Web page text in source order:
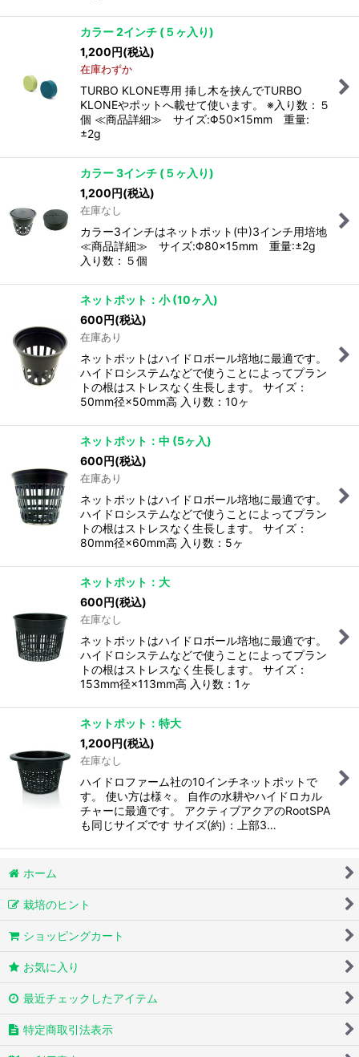
カラー 2インチ (５ヶ入り)
1,200円(税込)
在庫わずか
TURBO KLONE専用 挿し木を挟んでTURBO
KLONEやポットへ載せて使います。 ※入り数：５
個 ≪商品詳細≫ サイズ:Φ50×15mm 重量:
±2g
カラー 3インチ (５ヶ入り)
1,200円(税込)
在庫なし
カラー3インチはネットポット(中)3インチ用培地
≪商品詳細≫ サイズ:Φ80×15mm 重量:±2g
入り数：５個
ネットポット：小 (10ヶ入)
600円(税込)
在庫あり
ネットポットはハイドロボール培地に最適です。
ハイドロシステムなどで使うことによってプラン
トの根はストレスなく生長します。 サイズ：
50mm径×50mm高 入り数：10ヶ
ネットポット：中 (5ヶ入)
600円(税込)
在庫あり
ネットポットはハイドロボール培地に最適です。
ハイドロシステムなどで使うことによってプラン
トの根はストレスなく生長します。 サイズ：
80mm径×60mm高 入り数：5ヶ
ネットポット：大
600円(税込)
在庫なし
ネットポットはハイドロボール培地に最適です。
ハイドロシステムなどで使うことによってプラン
トの根はストレスなく生長します。 サイズ：
153mm径×113mm高 入り数：1ヶ
ネットポット：特大
1,200円(税込)
在庫なし
ハイドロファーム社の10インチネットポットで
す。 使い方は様々。 自作の水耕やハイドロカル
チャーに最適です。 アクティブアクアのRootSPA
も同じサイズです サイズ(約)：上部3…
ホーム
栽培のヒント
ショッピングカート
お気に入り
最近チェックしたアイテム
特定商取引法表示